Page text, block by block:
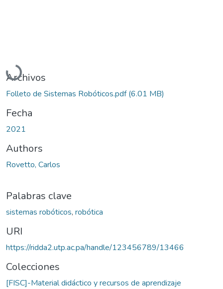
Cargando...
Archivos
Folleto de Sistemas Robóticos.pdf(6.01 MB)
Fecha
2021
Authors
Rovetto, Carlos
Palabras clave
sistemas robóticos, robótica
URI
https://ridda2.utp.ac.pa/handle/123456789/13466
Colecciones
[FISC]-Material didáctico y recursos de aprendizaje